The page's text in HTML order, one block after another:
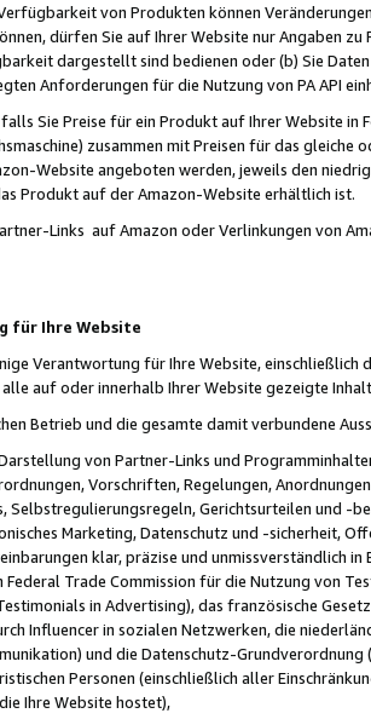
von Produkten können
dürfen Sie auf Ihrer Website nur Angaben
dargestellt sind bedienen oder (b) Sie
Anforderungen für die Nutzung von PA API
falls Sie Preise für ein Produkt auf Ihrer Website
zusammen mit Preisen für das
Website angeboten werden, jeweils den
Produkt auf der Amazon-Website erhältlich ist.
Links auf Amazon oder Verlinkungen von
für Ihre Website
Verantwortung für Ihre Website,
auf oder innerhalb Ihrer Website gezeigte
Betrieb und die gesamte damit verbundene
von Partner-Links und
Vorschriften, Regelungen,
Selbstregulierungsregeln, Gerichtsurteilen und -
Marketing, Datenschutz und -sicherheit,
klar, präzise und unmissverständlich
Federal Trade Commission für die Nutzung von
in Advertising), das französische
Influencer in sozialen Netzwerken, die
und die Datenschutz-
Personen (einschließlich aller
Ihre Website hostet),